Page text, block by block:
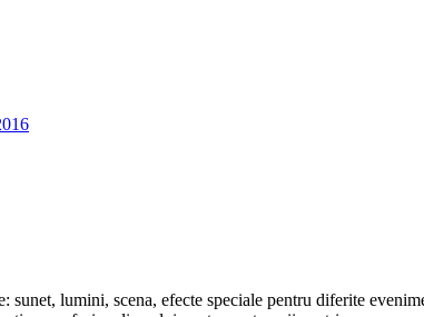
sunet, lumini, scena, efecte speciale pentru diferite